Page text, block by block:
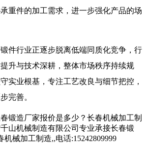
重件的加工需求，进一步强化产品的场
件行业正逐步脱离低端同质化竞争，行
升与技术深耕，整体市场秩序持续规
实业根基，专注工艺改良与细节把控，
完善。
锻造厂家报价是多少？长春机械加工制
山机械制造有限公司专业承接长春锻
械加工制造,,电话:15242809999